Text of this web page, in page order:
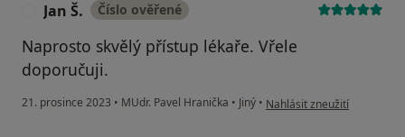
Jan Š. Číslo ověřené
Naprosto skvělý přístup lékaře. Vřele
doporučuji.
21. prosince 2023 • MUdr. Pavel Hranička • Jiný • podle názoru uživatele Jan
Nahlásit zneužití